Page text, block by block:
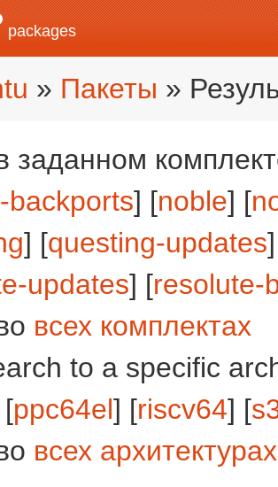
packages
» Пакеты »
заданном
backports] [noble] [
] [questing-updates
updates] [resolute-
всех комплектах
to a specific
ppc64el] [riscv64] [
всех архитектурах